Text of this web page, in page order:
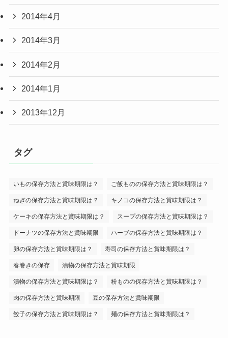
2014年4月
2014年3月
2014年2月
2014年1月
2013年12月
タグ
いもの保存方法と賞味期限は？ ご飯ものの保存方法と賞味期限は？
ねぎの保存方法と賞味期限は？ キノコの保存方法と賞味期限は？
ケーキの保存方法と賞味期限は？ スープの保存方法と賞味期限は？
ドーナツの保存方法と賞味期限 ハーブの保存方法と賞味期限は？
卵の保存方法と賞味期限は？ 寿司の保存方法と賞味期限は？
春巻きの保存 漬物の保存方法と賞味期限
漬物の保存方法と賞味期限は？ 粉ものの保存方法と賞味期限は？
肉の保存方法と賞味期限 豆の保存方法と賞味期限
餃子の保存方法と賞味期限は？ 麺の保存方法と賞味期限は？